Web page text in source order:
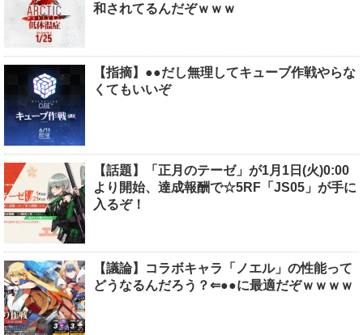
和されてるんだぞｗｗｗ
【指摘】●●だし無理してキューブ作戦やらな
くてもいいぞ
【話題】「正月のテーゼ」が1月1日(火)0:00
より開始、達成報酬で☆5RF「JS05」が手に
入るぞ！
【議論】コラボキャラ「ノエル」の性能って
どうなるんだろう？⇐●●に最適だぞｗｗｗｗ